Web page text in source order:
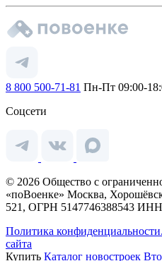
8 800 500-71-81 Пн-Пт 09:00-
Соцсети
© 2026 Общество с
«поВоенке» Москва,
521, ОГРН 5147746388543 ИНН
Политика конфиденциальности.
сайта
Купить Каталог новостроек